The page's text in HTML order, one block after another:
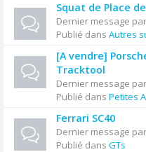
Squat de Place
Dernier message par
Publié dans Autres
[A vendre]
Tracktool
Dernier message par
Publié dans Petites
Ferrari SC40
Dernier message par
Publié dans GTs